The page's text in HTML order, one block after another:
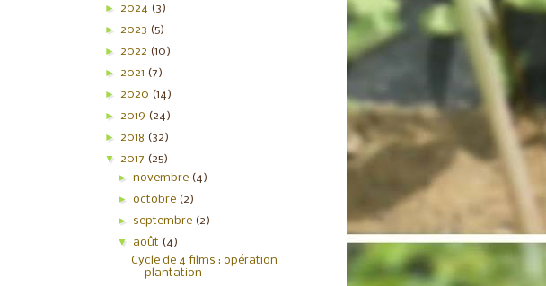
► 2024 (3)
► 2023 (5)
► 2022 (10)
► 2021 (7)
► 2020 (14)
► 2019 (24)
► 2018 (32)
▼ 2017 (25)
►novembre (4)
►octobre (2)
► septembre (2)
▼ août (4)
Cycle de 4 films : opération
plantation